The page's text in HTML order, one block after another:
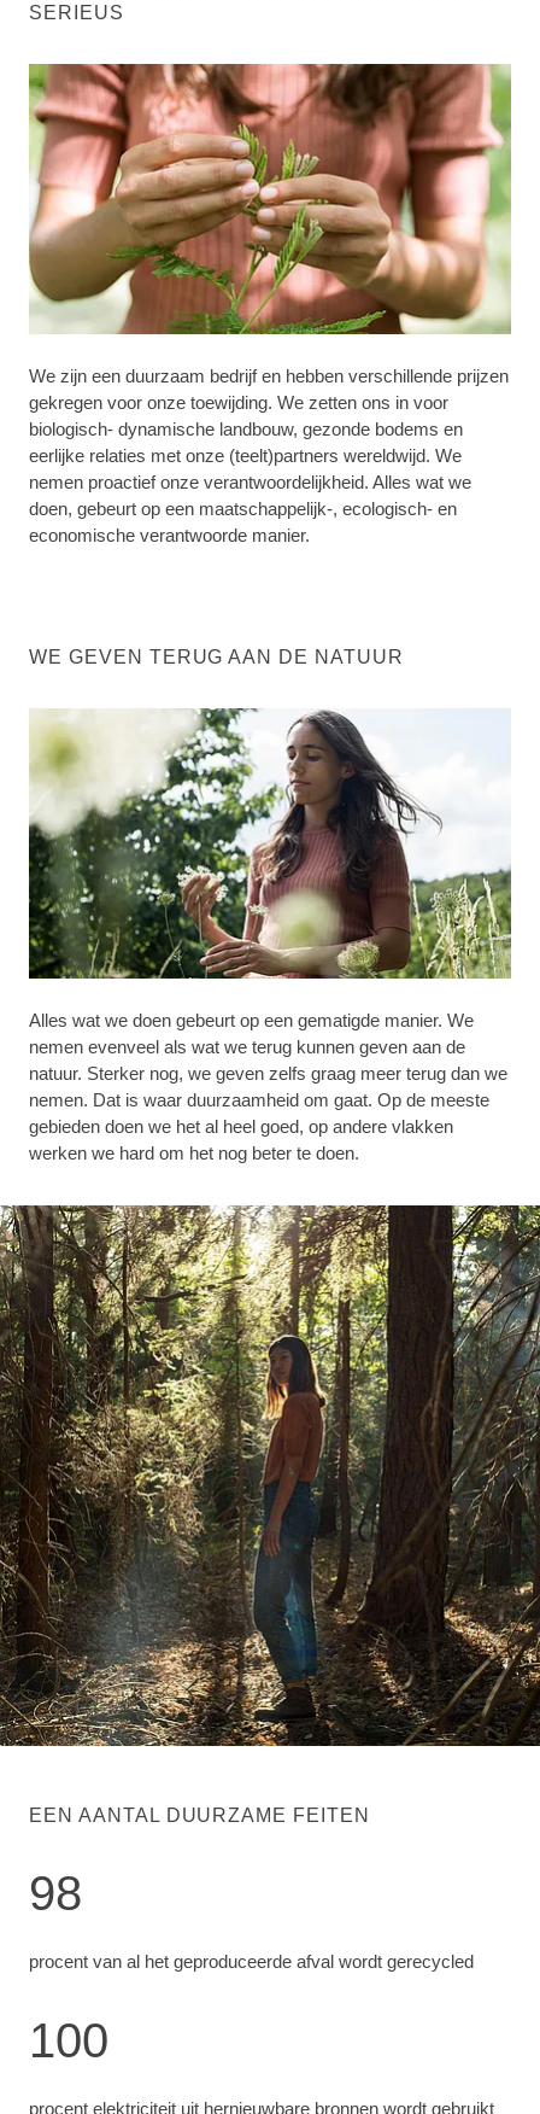
SERIEUS
We zijn een duurzaam bedrijf en hebben verschillende prijzen
gekregen voor onze toewijding. We zetten ons in voor
biologisch- dynamische landbouw, gezonde bodems en
eerlijke relaties met onze (teelt)partners wereldwijd. We
nemen proactief onze verantwoordelijkheid. Alles wat we
doen, gebeurt op een maatschappelijk-, ecologisch- en
economische verantwoorde manier.
WE GEVEN TERUG AAN DE NATUUR
Alles wat we doen gebeurt op een gematigde manier. We
nemen evenveel als wat we terug kunnen geven aan de
natuur. Sterker nog, we geven zelfs graag meer terug dan we
nemen. Dat is waar duurzaamheid om gaat. Op de meeste
gebieden doen we het al heel goed, op andere vlakken
werken we hard om het nog beter te doen.
EEN AANTAL DUURZAME FEITEN
98
procent van al het geproduceerde afval wordt gerecycled
100
procent elektriciteit uit hernieuwbare bronnen wordt gebruikt